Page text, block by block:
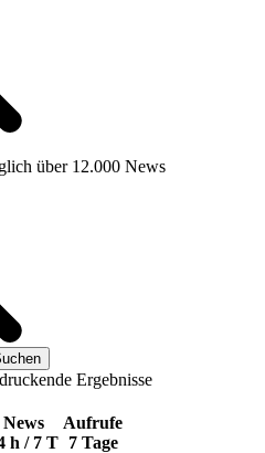
über 12.000 News
Ergebnisse
News
h / 7 T
Aufrufe
7 Tage